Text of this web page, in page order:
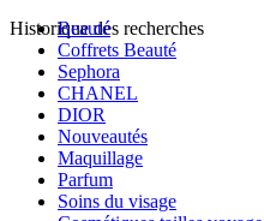
Historique des recherches
Beauté
Coffrets Beauté
Sephora
CHANEL
DIOR
Nouveautés
Maquillage
Parfum
Soins du visage